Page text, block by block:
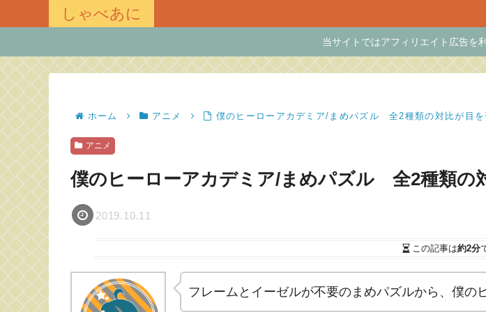
しゃべあに
当サイトではアフィリエイト広告を
ホーム アニメ 僕のヒーローアカデミア/まめパズル 全2種類の対比が目を
アニメ
僕のヒーローアカデミア/まめパズル 全2種類の
2019.10.11
この記事は約2分
フレームとイーゼルが不要のまめパズルから、僕